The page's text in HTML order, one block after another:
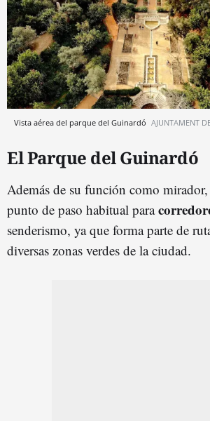
Vista aérea del parque del Guinardó AJUNTAMENT
El Parque del Guinardó
Además de su función como mirador,
punto de paso habitual para
senderismo, ya que forma parte de
diversas zonas verdes de la ciudad.